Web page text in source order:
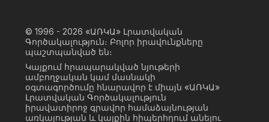
© 1996 - 2026 «ԱՌԿԱ» Լրատվական
Գործակալություն։ Բոլոր իրավունքները
պաշտպանված են։
Կայքում հրապարակված նյութերի
ամբողջական կամ մասնակի
օգտագործումը հնարավոր է միայն «ԱՌԿԱ»
Լրատվական Գործակալություն
իրավատիրոջ գրավոր համաձայնության
առկայության և կայքին հիպերհղում անելու